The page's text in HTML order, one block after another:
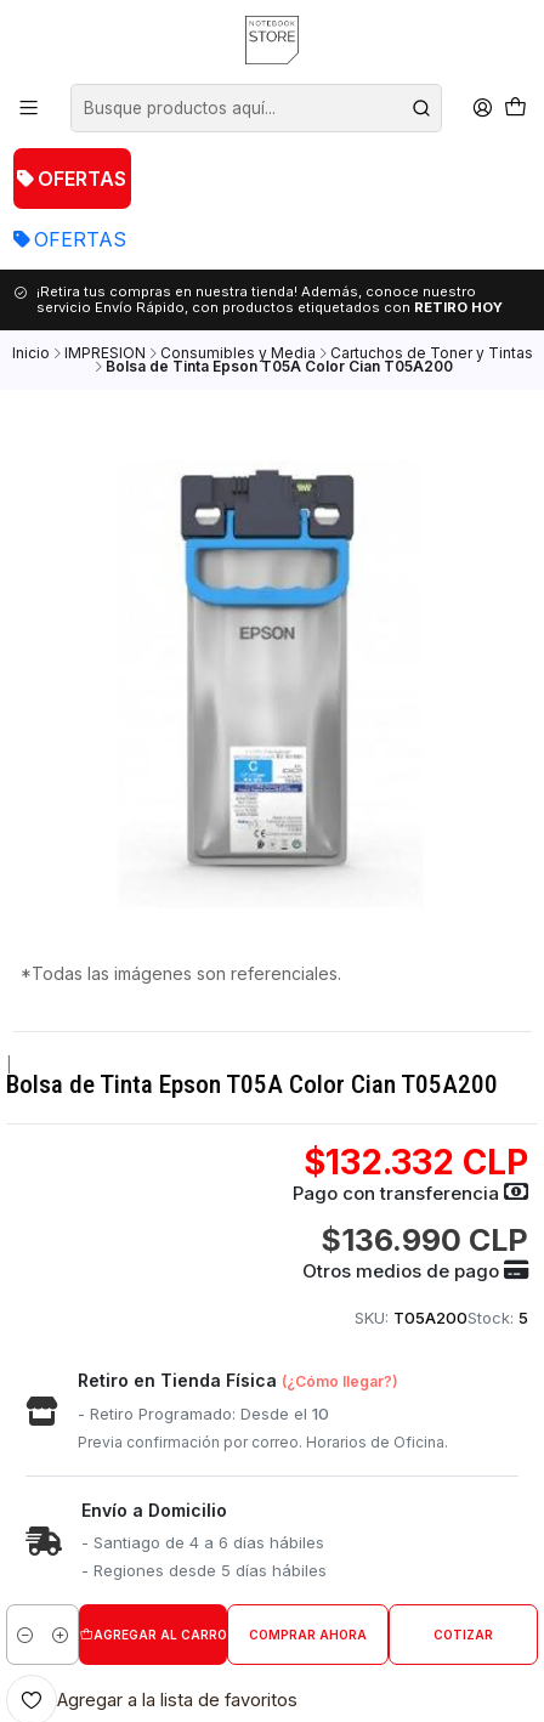
OFERTAS
OFERTAS
¡Retira tus compras en nuestra tienda! Además, conoce nuestro
servicio Envío Rápido, con productos etiquetados con RETIRO HOY
Inicio IMPRESION Consumibles y Media Cartuchos de Toner y Tintas
Bolsa de Tinta Epson T05A Color Cian T05A200
*Todas las imágenes son referenciales.
Bolsa de Tinta Epson T05A Color Cian T05A200
$132.332 CLP
Pago con transferencia
$136.990 CLP
Otros medios de pago
SKU: T05A200Stock: 5
Retiro en Tienda Física (¿Cómo llegar?)
- Retiro Programado: Desde el10
Previa confirmación por correo. Horarios de Oficina.
Envío a Domicilio
- Santiago de 4 a 6 días hábiles
- Regiones desde 5 días hábiles
Cantidad
AGREGAR AL CARRO COMPRAR AHORA COTIZAR
Agregar a la lista de favoritos